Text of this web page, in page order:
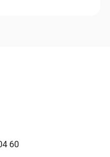
60